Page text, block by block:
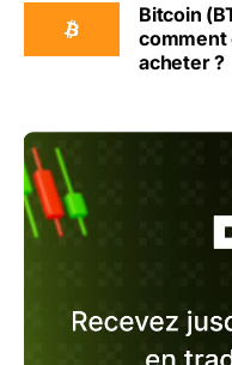
Bitcoin
comment
acheter ?